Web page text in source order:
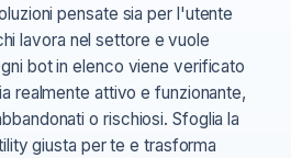
pensate sia per l'utente
lavora nel settore e vuole
bot in elenco viene verificato
realmente attivo e funzionante,
o rischiosi. Sfoglia la
giusta per te e trasforma